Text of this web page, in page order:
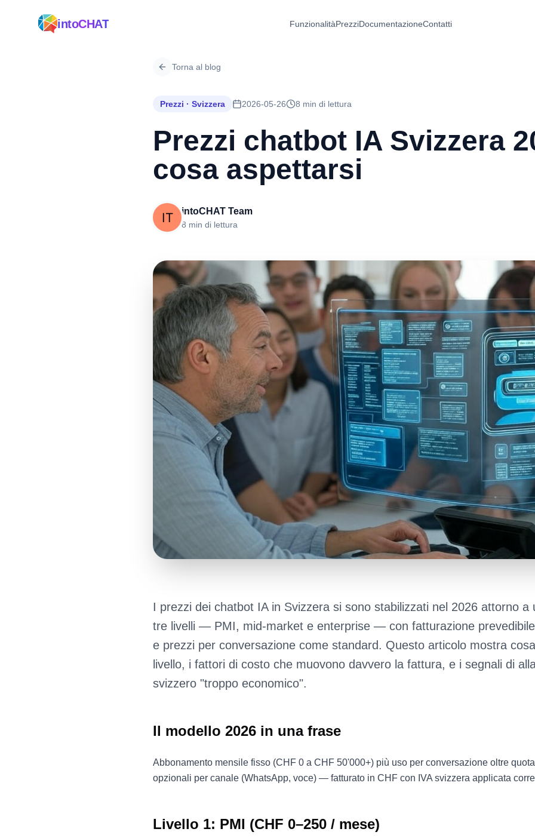
intoCHAT FunzionalitàPrezziDocumentazioneContatti
Torna al blog
Prezzi · Svizzera 2026-05-26 8 min di lettura
Prezzi chatbot IA Svizzera
cosa aspettarsi
intoCHAT Team
8 min di lettura
I prezzi dei chatbot IA in Svizzera si sono stabilizzati nel 2026 attorno a
tre livelli — PMI, mid-market e enterprise — con fatturazione
e prezzi per conversazione come standard. Questo articolo mostra
livello, i fattori di costo che muovono davvero la fattura, e i segnali di
svizzero "troppo economico".
Il modello 2026 in una frase
Abbonamento mensile fisso (CHF 0 a CHF 50'000+) più uso per conversazione oltre
opzionali per canale (WhatsApp, voce) — fatturato in CHF con IVA svizzera applicata
Livello 1: PMI (CHF 0–250 / mese)